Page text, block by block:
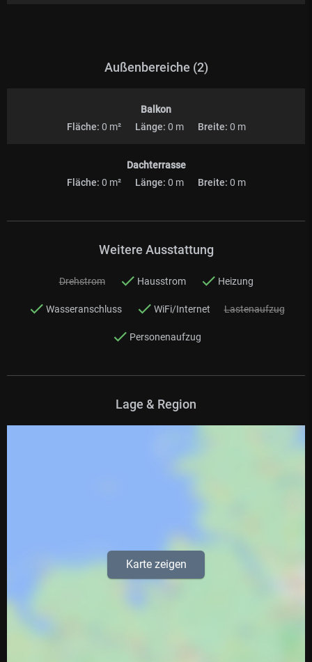
Außenbereiche (2)
Balkon
Fläche: 0 m² Länge: 0 m Breite: 0 m
Dachterrasse
Fläche: 0 m² Länge: 0 m Breite: 0 m
Weitere Ausstattung
Drehstrom Hausstrom Heizung
Wasseranschluss WiFi/Internet Lastenaufzug
Personenaufzug
Lage & Region
Karte zeigen